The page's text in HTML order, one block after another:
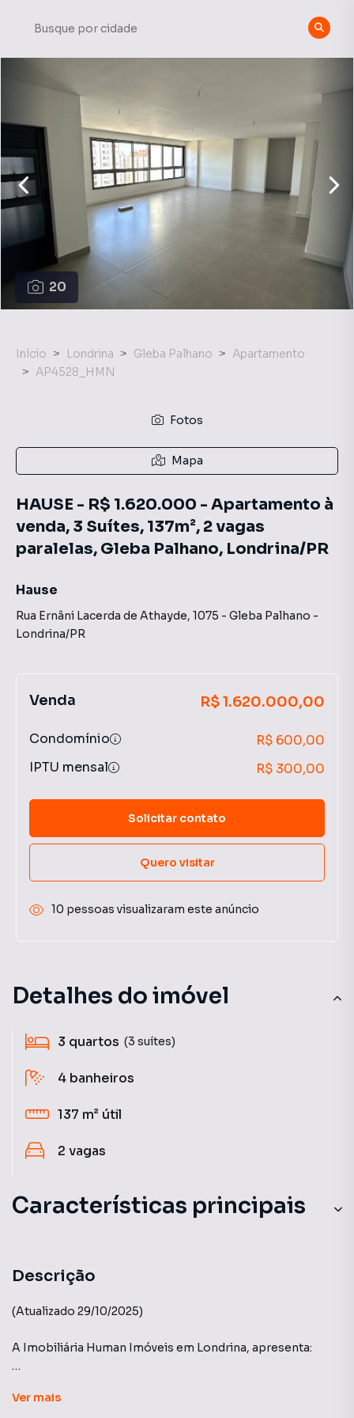
20
Detalhes do imóvel
3 quartos (3 suítes)
4 banheiros
137 m² útil
2 vagas
Características principais
Churrasqueira
Gourmet
Andar Alto
Descrição
(Atualizado 29/10/2025)
A Imobiliária Human Imóveis em Londrina, apresenta:
Ver mais
Início Londrina Gleba Palhano
Apartamento
AP4528_HMN
Fotos
Mapa
HAUSE - R$ 1.620.000 - Apartamento à
venda, 3 Suítes, 137m², 2 vagas
paralelas, Gleba Palhano, Londrina/PR
Hause
Rua Ernâni Lacerda de Athayde, 1075 - Gleba Palhano -
Londrina/PR
Venda R$ 1.620.000,00
Condomínio
R$ 600,00
IPTU mensal
R$ 300,00
Solicitar contato
Quero visitar
10 pessoas visualizaram este anúncio